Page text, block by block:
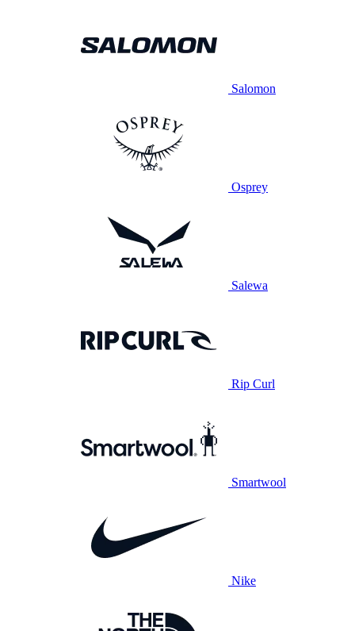
Salomon
Osprey
Salewa
Rip Curl
Smartwool
Nike